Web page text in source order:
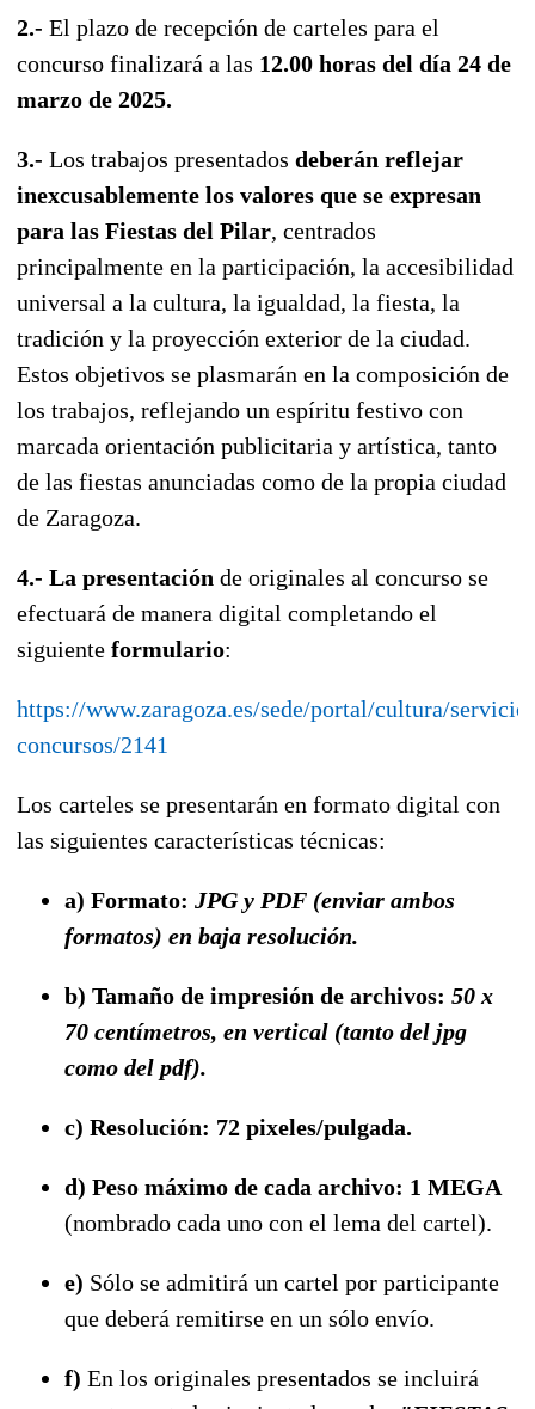
2.- El plazo de recepción de carteles para el
concurso finalizará a las 12.00 horas del día 24 de
marzo de 2025.
3.- Los trabajos presentados deberán reflejar
inexcusablemente los valores que se expresan
para las Fiestas del Pilar, centrados
principalmente en la participación, la accesibilidad
universal a la cultura, la igualdad, la fiesta, la
tradición y la proyección exterior de la ciudad.
Estos objetivos se plasmarán en la composición de
los trabajos, reflejando un espíritu festivo con
marcada orientación publicitaria y artística, tanto
de las fiestas anunciadas como de la propia ciudad
de Zaragoza.
4.- La presentación de originales al concurso se
efectuará de manera digital completando el
siguiente formulario:
https://www.zaragoza.es/sede/portal/cultura/
concursos/2141
Los carteles se presentarán en formato digital con
las siguientes características técnicas:
a) Formato: JPG y PDF (enviar ambos
formatos) en baja resolución.
b) Tamaño de impresión de archivos: 50 x
70 centímetros, en vertical (tanto del jpg
como del pdf).
c) Resolución: 72 pixeles/pulgada.
d) Peso máximo de cada archivo: 1 MEGA
(nombrado cada uno con el lema del cartel).
e) Sólo se admitirá un cartel por participante
que deberá remitirse en un sólo envío.
f) En los originales presentados se incluirá